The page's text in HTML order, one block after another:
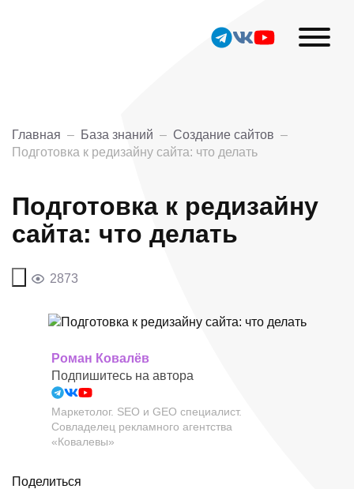
Главная – База знаний – Создание сайтов –
Подготовка к редизайну сайта: что делать
Подготовка к редизайну
сайта: что делать
2873
Роман Ковалёв
Подпишитесь на автора
Маркетолог. SEO и GEO специалист.
Совладелец рекламного агентства
«Ковалевы»
Поделиться